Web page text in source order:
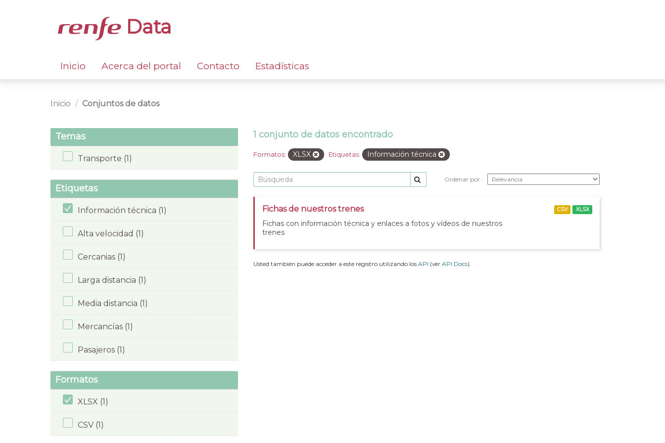
Data
Inicio Acerca del portal Contacto Estadísticas
Inicio Conjuntos de datos
Temas
Transporte (1)
Etiquetas
Información técnica (1)
Alta velocidad (1)
Cercanias (1)
Larga distancia (1)
Media distancia (1)
Mercancías (1)
Pasajeros (1)
Formatos
XLSX (1)
CSV (1)
1 conjunto de datos encontrado
Formatos: XLSX Etiquetas: Información técnica
Ordenar por
Fichas de nuestros trenes
Fichas con información técnica y enlaces a fotos y vídeos de nuestros
trenes
CSV XLSX
Usted también puede acceder a este registro utilizando los API (ver API Docs).